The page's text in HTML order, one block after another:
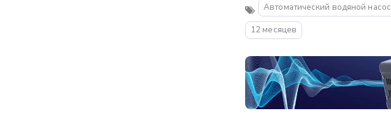
Автоматический водяной насос
12 месяцев